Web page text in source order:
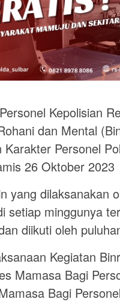
Kepolisian
dan Mental
Karakter Personel
26 Oktober 2023
yang dilaksanakan
setiap minggunya
diikuti oleh
Kegiatan
Mamasa Bagi
Bagi